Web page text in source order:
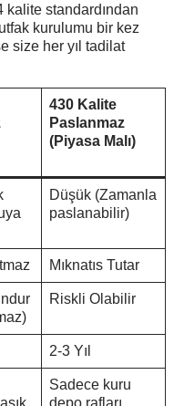
kalite standardından
kurulumu bir kez
size her yıl tadilat
430 Kalite
Paslanmaz
(Piyasa Malı)
Düşük (Zamanla
paslanabilir)
Mıknatıs Tutar
Riskli Olabilir
2-3 Yıl
Sadece kuru
depo rafları